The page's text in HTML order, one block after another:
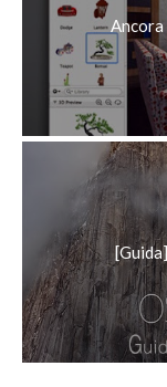
Ancora